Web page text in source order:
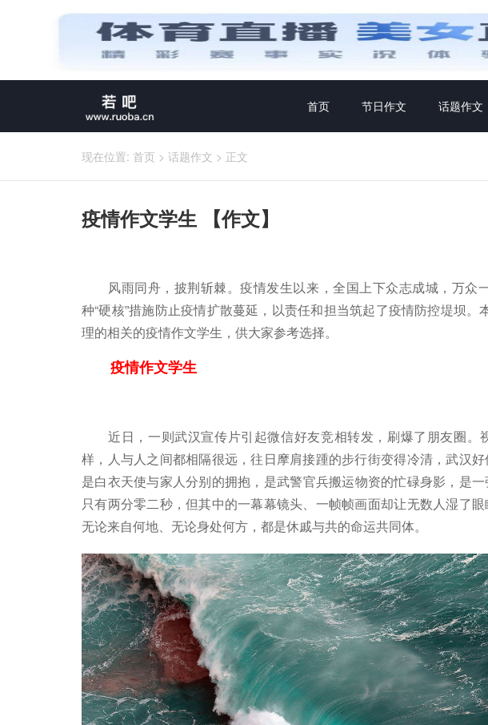
首页 节日作文 话题作文
现在位置: 首页 > 话题作文 > 正文
疫情作文学生 【作文】
风雨同舟，披荆斩棘。疫情发生以来，全国上下众志成城，万众
种“硬核”措施防止疫情扩散蔓延，以责任和担当筑起了疫情防控堤坝。
理的相关的疫情作文学生，供大家参考选择。
疫情作文学生
近日，一则武汉宣传片引起微信好友竞相转发，刷爆了朋友圈。
样，人与人之间都相隔很远，往日摩肩接踵的步行街变得冷清，武汉
是白衣天使与家人分别的拥抱，是武警官兵搬运物资的忙碌身影，是
只有两分零二秒，但其中的一幕幕镜头、一帧帧画面却让无数人湿了
无论来自何地、无论身处何方，都是休戚与共的命运共同体。